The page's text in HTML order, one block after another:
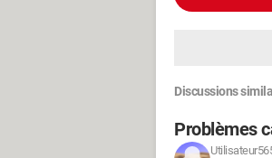
Discussions
Problèmes